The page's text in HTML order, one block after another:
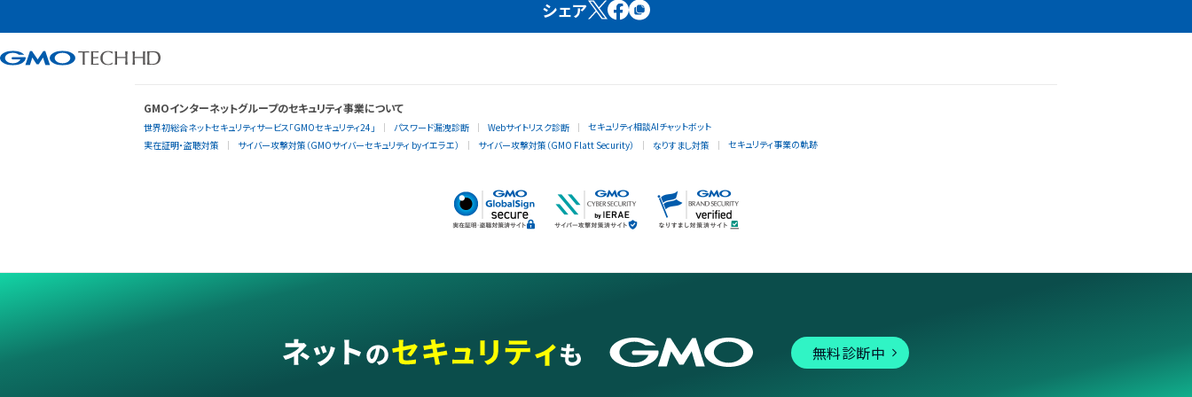
シェア
GMOインターネットグループのセキュリティ事業について
世界初総合ネットセキュリティサービス「GMOセキュリティ24」 パスワード漏洩診断 Webサイトリスク診断
セキュリティ相談AIチャットボット
実在証明・盗聴対策
サイバー攻撃対策（GMOサイバーセキュリティ byイエラエ） サイバー攻撃対策（GMO Flatt Security） なりすまし対策 セキュリティ事業の軌跡
無料診断中